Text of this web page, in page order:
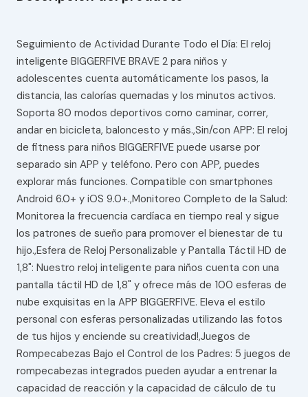
Seguimiento de Actividad Durante Todo el Día: El reloj
inteligente BIGGERFIVE BRAVE 2 para niños y
adolescentes cuenta automáticamente los pasos, la
distancia, las calorías quemadas y los minutos activos.
Soporta 80 modos deportivos como caminar, correr,
andar en bicicleta, baloncesto y más.,Sin/con APP: El reloj
de fitness para niños BIGGERFIVE puede usarse por
separado sin APP y teléfono. Pero con APP, puedes
explorar más funciones. Compatible con smartphones
Android 6.0+ y iOS 9.0+.,Monitoreo Completo de la Salud:
Monitorea la frecuencia cardíaca en tiempo real y sigue
los patrones de sueño para promover el bienestar de tu
hijo.,Esfera de Reloj Personalizable y Pantalla Táctil HD de
1,8": Nuestro reloj inteligente para niños cuenta con una
pantalla táctil HD de 1,8" y ofrece más de 100 esferas de
nube exquisitas en la APP BIGGERFIVE. Eleva el estilo
personal con esferas personalizadas utilizando las fotos
de tus hijos y enciende su creatividad!,Juegos de
Rompecabezas Bajo el Control de los Padres: 5 juegos de
rompecabezas integrados pueden ayudar a entrenar la
capacidad de reacción y la capacidad de cálculo de tu